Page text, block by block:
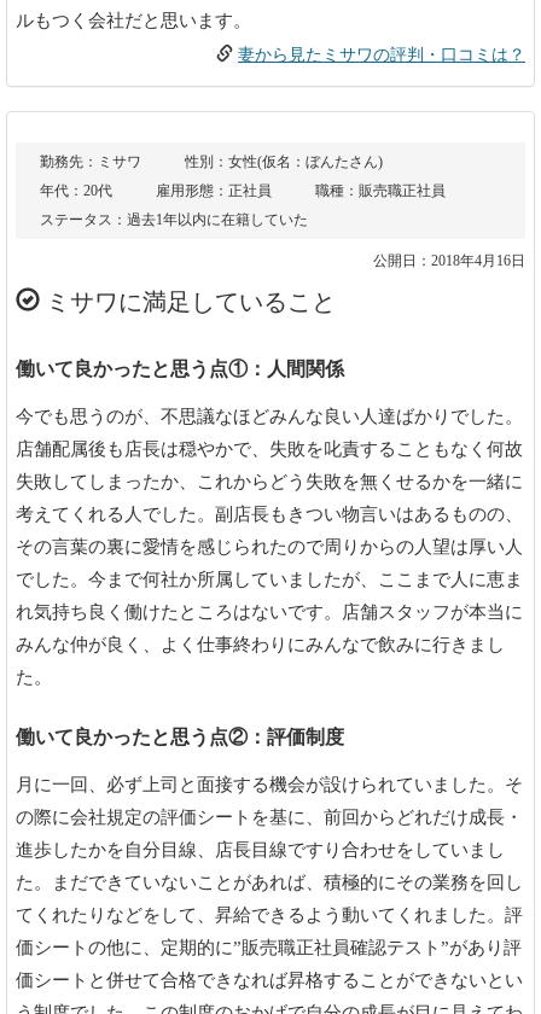
ルもつく会社だと思います。
妻から見たミサワの評判・口コミは？
勤務先：ミサワ
性別：女性(仮名：ぼんたさん)
年代：20代
雇用形態：正社員
職種：販売職正社員
ステータス：過去1年以内に在籍していた
公開日：2018年4月16日
ミサワに満足していること
働いて良かったと思う点①：人間関係
今でも思うのが、不思議なほどみんな良い人達ばかりでした。
店舗配属後も店長は穏やかで、失敗を叱責することもなく何故
失敗してしまったか、これからどう失敗を無くせるかを一緒に
考えてくれる人でした。副店長もきつい物言いはあるものの、
その言葉の裏に愛情を感じられたので周りからの人望は厚い人
でした。今まで何社か所属していましたが、ここまで人に恵ま
れ気持ち良く働けたところはないです。店舗スタッフが本当に
みんな仲が良く、よく仕事終わりにみんなで飲みに行きまし
た。
働いて良かったと思う点②：評価制度
月に一回、必ず上司と面接する機会が設けられていました。そ
の際に会社規定の評価シートを基に、前回からどれだけ成長・
進歩したかを自分目線、店長目線ですり合わせをしていまし
た。まだできていないことがあれば、積極的にその業務を回し
てくれたりなどをして、昇給できるよう動いてくれました。評
価シートの他に、定期的に”販売職正社員確認テスト”があり評
価シートと併せて合格できなれば昇格することができないとい